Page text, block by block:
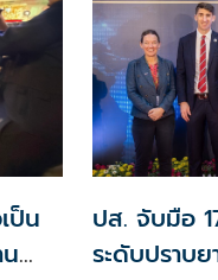
ป็น
ปส. จับมือ
ระดับปราบ